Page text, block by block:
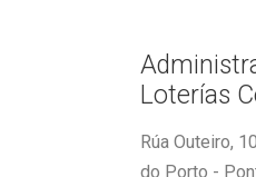
Loterías
Rúa Outeiro,
do Porto -